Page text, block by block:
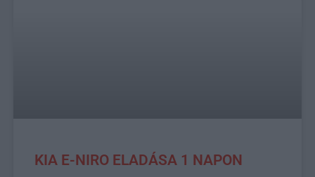
KIA E-NIRO ELADÁSA 1 NAPON